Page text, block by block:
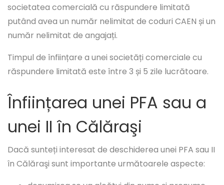
societatea comercială cu răspundere limitată
putând avea un număr nelimitat de coduri CAEN și un
număr nelimitat de angajați.
Timpul de înființare a unei societăți comerciale cu
răspundere limitată este între 3 și 5 zile lucrătoare.
Înființarea unei PFA sau a
unei II în Călăraşi
Dacă sunteți interesat de deschiderea unei PFA sau II
în Călăraşi sunt importante următoarele aspecte: